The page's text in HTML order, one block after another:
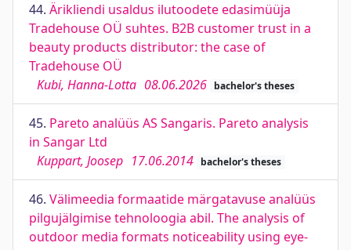
44. Ärikliendi usaldus ilutoodete edasimüüja
Tradehouse OÜ suhtes. B2B customer trust in a
beauty products distributor: the case of
Tradehouse OÜ
Kubi, Hanna-Lotta 08.06.2026 bachelor's theses
45. Pareto analüüs AS Sangaris. Pareto analysis
in Sangar Ltd
Kuppart, Joosep 17.06.2014 bachelor's theses
46. Välimeedia formaatide märgatavuse analüüs
pilgujälgimise tehnoloogia abil. The analysis of
outdoor media formats noticeability using eye-